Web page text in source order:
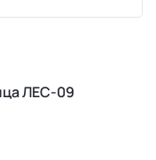
ЛЕС-09